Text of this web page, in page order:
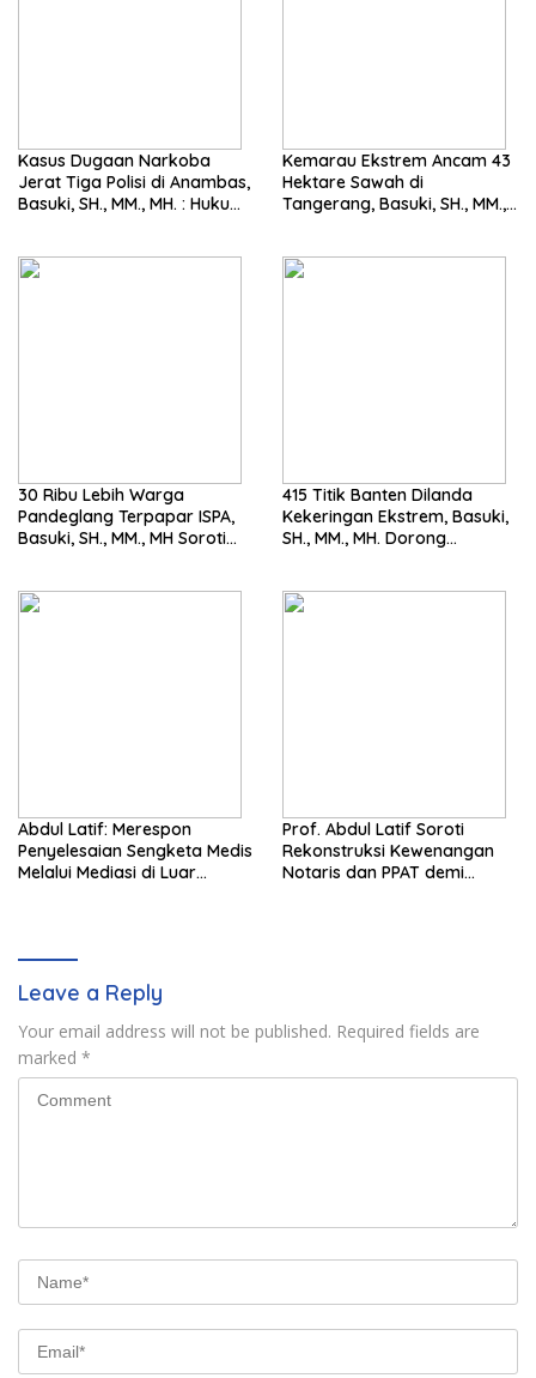
Kasus Dugaan Narkoba
Jerat Tiga Polisi di Anambas,
Basuki, SH., MM., MH. : Hukum
Kemarau Ekstrem Ancam 43
Hektare Sawah di
Tangerang, Basuki, SH., MM.,
30 Ribu Lebih Warga
Pandeglang Terpapar ISPA,
Basuki, SH., MM., MH Soroti
415 Titik Banten Dilanda
Kekeringan Ekstrem, Basuki,
SH., MM., MH. Dorong
Abdul Latif: Merespon
Penyelesaian Sengketa Medis
Melalui Mediasi di Luar
Prof. Abdul Latif Soroti
Rekonstruksi Kewenangan
Notaris dan PPAT demi
Leave a Reply
Your email address will not be published. Required fields are
marked *